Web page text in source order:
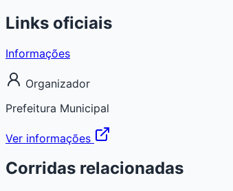
Links oficiais
Informações
Organizador
Prefeitura Municipal
Ver informações
Corridas relacionadas